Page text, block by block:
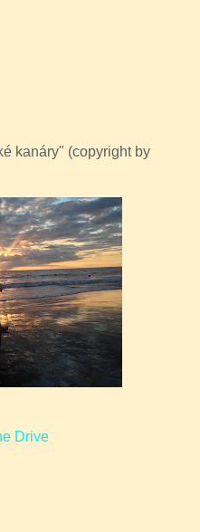
kanáry" (copyright by
Drive